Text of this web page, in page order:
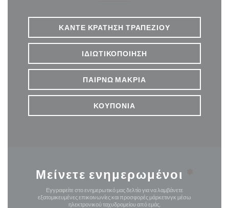
ΚΆΝΤΕ ΚΡΆΤΗΣΗ ΤΡΑΠΕΖΙΟΎ
ΙΔΙΩΤΙΚΟΠΟΊΗΣΗ
ΠΑΊΡΝΩ ΜΑΚΡΙΆ
ΚΟΥΠΌΝΙΑ
Μείνετε ενημερωμένοι
Εγγραφείτε στο ενημερωτικό μας δελτίο για να λαμβάνετε
εξατομικευμένες επικοινωνίες και προσφορές μάρκετινγκ μέσω
ηλεκτρονικού ταχυδρομείου από εμάς.